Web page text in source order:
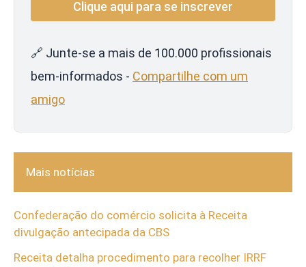
🔗 Junte-se a mais de 100.000 profissionais
bem-informados - Compartilhe com um
amigo
Mais notícias
Confederação do comércio solicita à Receita
divulgação antecipada da CBS
Receita detalha procedimento para recolher IRRF